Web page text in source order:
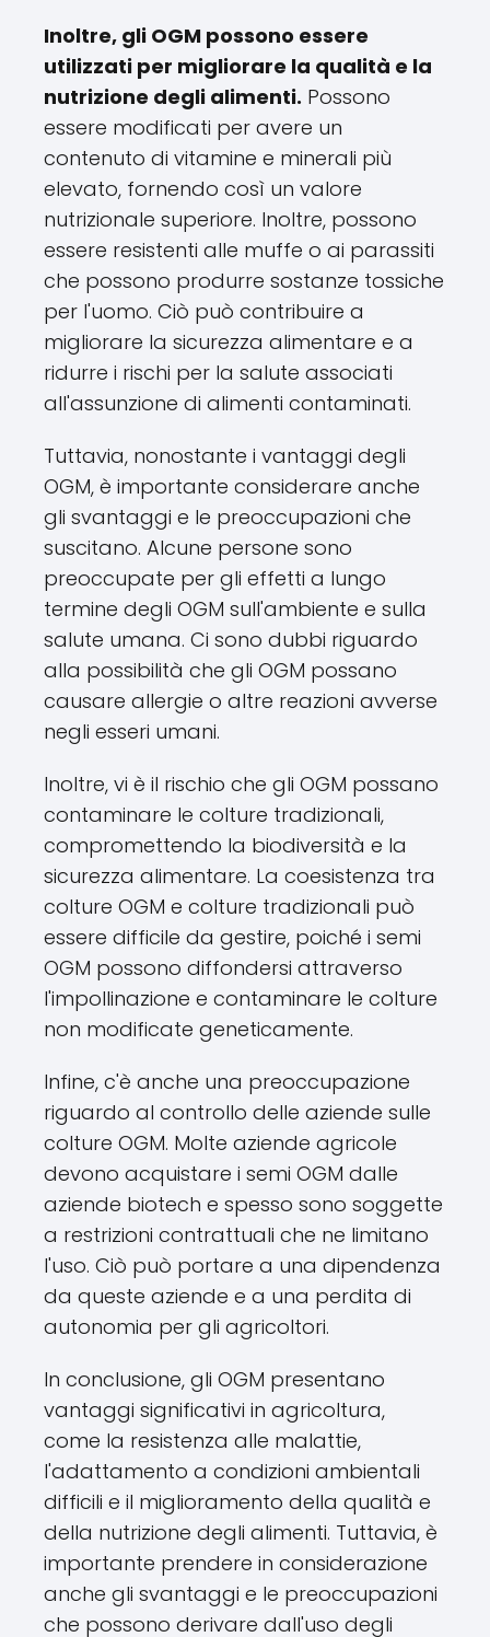
Inoltre, gli OGM possono essere
utilizzati per migliorare la qualità e la
nutrizione degli alimenti. Possono
essere modificati per avere un
contenuto di vitamine e minerali più
elevato, fornendo così un valore
nutrizionale superiore. Inoltre, possono
essere resistenti alle muffe o ai parassiti
che possono produrre sostanze tossiche
per l'uomo. Ciò può contribuire a
migliorare la sicurezza alimentare e a
ridurre i rischi per la salute associati
all'assunzione di alimenti contaminati.
Tuttavia, nonostante i vantaggi degli
OGM, è importante considerare anche
gli svantaggi e le preoccupazioni che
suscitano. Alcune persone sono
preoccupate per gli effetti a lungo
termine degli OGM sull'ambiente e sulla
salute umana. Ci sono dubbi riguardo
alla possibilità che gli OGM possano
causare allergie o altre reazioni avverse
negli esseri umani.
Inoltre, vi è il rischio che gli OGM possano
contaminare le colture tradizionali,
compromettendo la biodiversità e la
sicurezza alimentare. La coesistenza tra
colture OGM e colture tradizionali può
essere difficile da gestire, poiché i semi
OGM possono diffondersi attraverso
l'impollinazione e contaminare le colture
non modificate geneticamente.
Infine, c'è anche una preoccupazione
riguardo al controllo delle aziende sulle
colture OGM. Molte aziende agricole
devono acquistare i semi OGM dalle
aziende biotech e spesso sono soggette
a restrizioni contrattuali che ne limitano
l'uso. Ciò può portare a una dipendenza
da queste aziende e a una perdita di
autonomia per gli agricoltori.
In conclusione, gli OGM presentano
vantaggi significativi in agricoltura,
come la resistenza alle malattie,
l'adattamento a condizioni ambientali
difficili e il miglioramento della qualità e
della nutrizione degli alimenti. Tuttavia, è
importante prendere in considerazione
anche gli svantaggi e le preoccupazioni
che possono derivare dall'uso degli